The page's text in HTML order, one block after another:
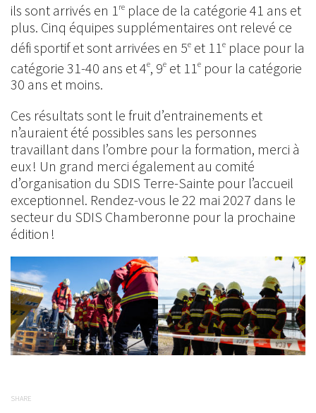
ils sont arrivés en 1 re place de la catégorie 41 ans et
plus. Cinq équipes supplémentaires ont relevé ce
défi sportif et sont arrivées en 5e et 11 e place pour la
catégorie 31-40 ans et 4e, 9e et 11 e pour la catégorie
30 ans et moins.
Ces résultats sont le fruit d’entrainements et
n’auraient été possibles sans les personnes
travaillant dans l’ombre pour la formation, merci à
eux ! Un grand merci également au comité
d’organisation du SDIS Terre-Sainte pour l’accueil
exceptionnel. Rendez-vous le 22 mai 2027 dans le
secteur du SDIS Chamberonne pour la prochaine
édition !
SHARE